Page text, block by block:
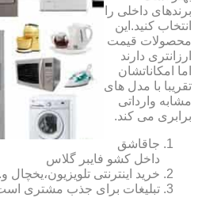
برندهای داخلی را
انتخاب کنید.این
محصولات قیمت
ارزانتری دارند
اما امکاناتشان
تقریبا با مدل های
مشابه وارداتی
برابری می کند.
جاقاشق
داخل کشو فایبر گلاس
خرید اینترنتی تلویزیون،یخچال
تبلیغات برای جذب مشتری است؛